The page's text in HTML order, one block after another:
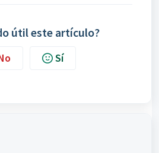
útil este artículo?
Sí